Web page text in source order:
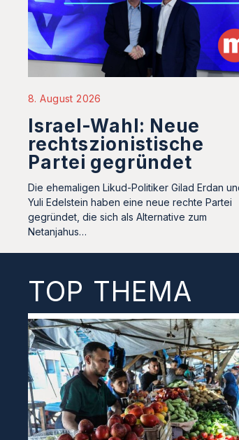
8. August 2026
Israel-Wahl: Neue
rechtszionistische
Partei gegründet
Die ehemaligen Likud-Politiker Gilad Erdan
Yuli Edelstein haben eine neue rechte Partei
gegründet, die sich als Alternative zum
Netanjahus…
TOP THEMA